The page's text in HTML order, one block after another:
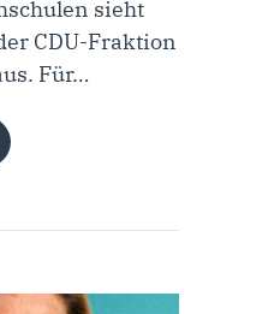
sieht
CDU-Fraktion
Für…